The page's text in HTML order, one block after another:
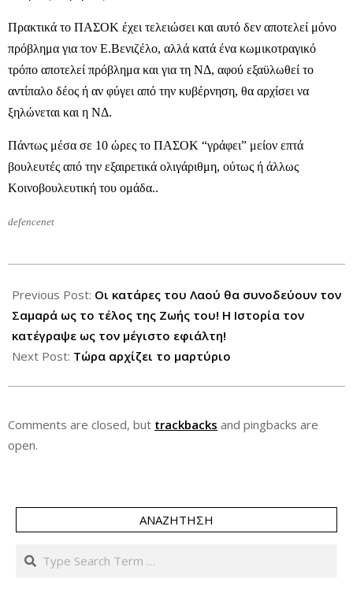
Πρακτικά το ΠΑΣΟΚ έχει τελειώσει και αυτό δεν αποτελεί μόνο
πρόβλημα για τον Ε.Βενιζέλο, αλλά κατά ένα κωμικοτραγικό
τρόπο αποτελεί πρόβλημα και για τη ΝΔ, αφού εξαϋλωθεί το
αντίπαλο δέος ή αν φύγει από την κυβέρνηση, θα αρχίσει να
ξηλώνεται και η ΝΔ.
Πάντως μέσα σε 10 ώρες το ΠΑΣΟΚ “γράφει” μείον επτά
βουλευτές από την εξαιρετικά ολιγάριθμη, ούτως ή άλλως
Κοινοβουλευτική του ομάδα..
defencenet
11-
08
Previous Post: Οι κατάρες του Λαού θα συνοδεύουν τον
Σαμαρά ως το τέλος της Ζωής του! Η Ιστορία τον
κατέγραψε ως τον μέγιστο εφιάλτη!
Next Post: Τώρα αρχίζει το μαρτύριο
Comments are closed, but trackbacks and pingbacks are
open.
ΑΝΑΖΉΤΗΣΗ
Search